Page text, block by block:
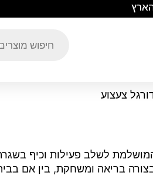
צעצוע
לשלב פעילות וכיף
בריאה ומשחקת, בין אם